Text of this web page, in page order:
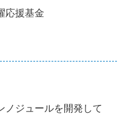
応援基金
ノジュールを開発して